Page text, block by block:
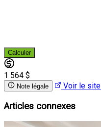
Calculer
1 564 $
Note légale Voir le site
Articles connexes